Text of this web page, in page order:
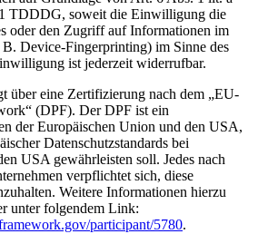
TDDDG, soweit die Einwilligung die
oder den Zugriff auf Informationen im
B. Device-Fingerprinting) im Sinne des
ist jederzeit widerrufbar.
über eine Zertifizierung nach dem „EU-
(DPF). Der DPF ist ein
der Europäischen Union und den USA,
Datenschutzstandards bei
USA gewährleisten soll. Jedes nach
verpflichtet sich, diese
Weitere Informationen hierzu
unter folgendem Link:
participant/5780.